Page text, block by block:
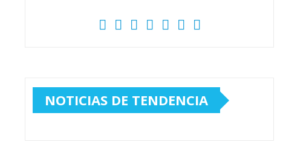
NOTICIAS DE TENDENCIA